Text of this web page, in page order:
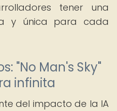
tener una
y única para cada
"No Man's Sky"
infinita
del impacto de la IA